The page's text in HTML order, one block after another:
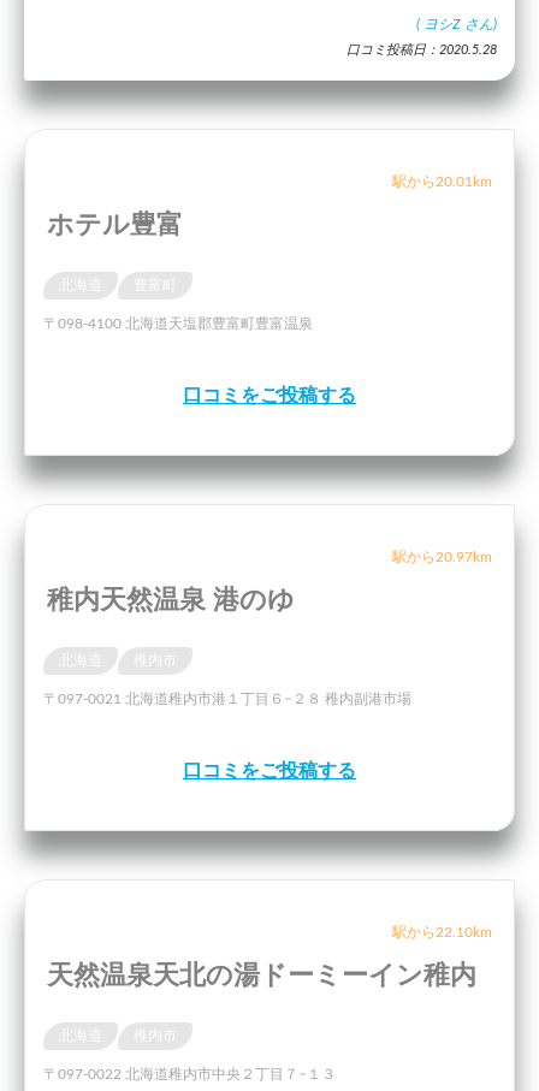
( ヨシZ さん)
口コミ投稿日：2020.5.28
駅から20.01km
ホテル豊富
〒098-4100 北海道天塩郡豊富町豊富温泉
口コミをご投稿する
駅から20.97km
稚内天然温泉 港のゆ
稚内市
〒097-0021 北海道稚内市港１丁目６−２８ 稚内副港市場
口コミをご投稿する
駅から22.10km
天然温泉天北の湯ドーミーイン稚内
稚内市
〒097-0022 北海道稚内市中央２丁目７−１３